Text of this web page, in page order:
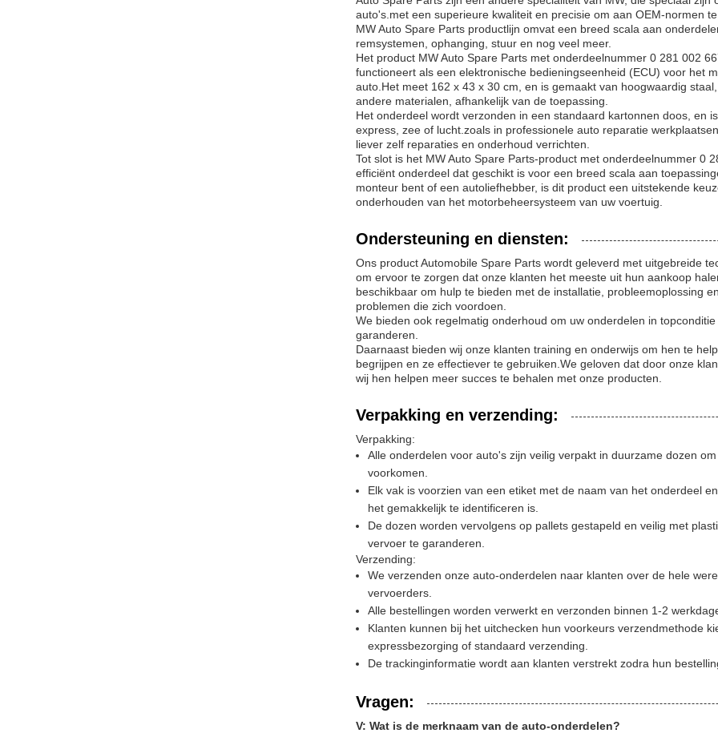
auto's.met een superieure kwaliteit en precisie om aan OEM-normen
MW Auto Spare Parts productlijn omvat een breed scala aan
remsystemen, ophanging, stuur en nog veel meer.
Het product MW Auto Spare Parts met onderdeelnummer 0 281 002
functioneert als een elektronische bedieningseenheid (ECU) voor het
auto.Het meet 162 x 43 x 30 cm, en is gemaakt van hoogwaardig
andere materialen, afhankelijk van de toepassing.
Het onderdeel wordt verzonden in een standaard kartonnen doos, en
express, zee of lucht.zoals in professionele auto reparatie
liever zelf reparaties en onderhoud verrichten.
Tot slot is het MW Auto Spare Parts-product met onderdeelnummer 0
efficiënt onderdeel dat geschikt is voor een breed scala aan
monteur bent of een autoliefhebber, is dit product een uitstekende
onderhouden van het motorbeheersysteem van uw voertuig.
Ondersteuning en diensten:
Ons product Automobile Spare Parts wordt geleverd met uitgebreide
om ervoor te zorgen dat onze klanten het meeste uit hun aankoop
beschikbaar om hulp te bieden met de installatie, probleemoplossing
problemen die zich voordoen.
We bieden ook regelmatig onderhoud om uw onderdelen in
garanderen.
Daarnaast bieden wij onze klanten training en onderwijs om hen te
begrijpen en ze effectiever te gebruiken.We geloven dat door onze
wij hen helpen meer succes te behalen met onze producten.
Verpakking en verzending:
Verpakking:
Alle onderdelen voor auto's zijn veilig verpakt in duurzame dozen
voorkomen.
Elk vak is voorzien van een etiket met de naam van het onderdeel
het gemakkelijk te identificeren is.
De dozen worden vervolgens op pallets gestapeld en veilig met
vervoer te garanderen.
Verzending:
We verzenden onze auto-onderdelen naar klanten over de hele
vervoerders.
Alle bestellingen worden verwerkt en verzonden binnen 1-2
Klanten kunnen bij het uitchecken hun voorkeurs verzendmethode
expressbezorging of standaard verzending.
De trackinginformatie wordt aan klanten verstrekt zodra hun
Vragen:
V: Wat is de merknaam van de auto-onderdelen?